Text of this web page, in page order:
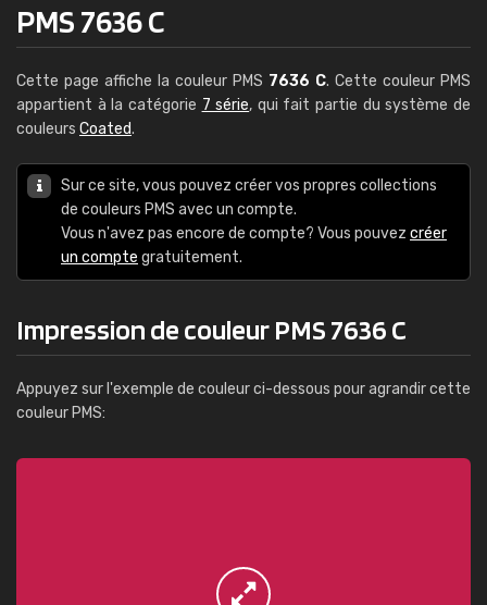
PMS 7636 C
Cette page affiche la couleur PMS 7636 C. Cette couleur PMS
appartient à la catégorie 7 série, qui fait partie du système de
couleurs Coated.
Sur ce site, vous pouvez créer vos propres collections
de couleurs PMS avec un compte.
Vous n'avez pas encore de compte? Vous pouvez créer
un compte gratuitement.
Impression de couleur PMS 7636 C
Appuyez sur l'exemple de couleur ci-dessous pour agrandir cette
couleur PMS: